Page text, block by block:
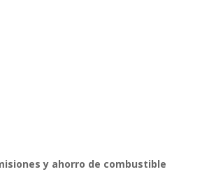
y ahorro de combustible